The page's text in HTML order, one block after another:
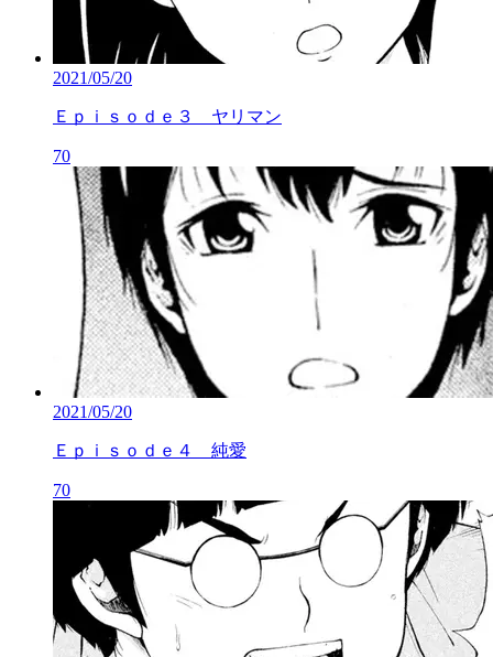
2021/05/20
Ｅｐｉｓｏｄｅ３ ヤリマン
70
2021/05/20
Ｅｐｉｓｏｄｅ４ 純愛
70